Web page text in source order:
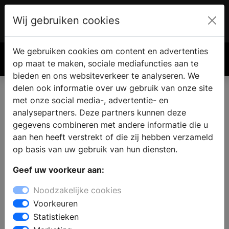
€ 0.00
Wij gebruiken cookies
We gebruiken cookies om content en advertenties
op maat te maken, sociale mediafuncties aan te
bieden en ons websiteverkeer te analyseren. We
delen ook informatie over uw gebruik van onze site
met onze social media-, advertentie- en
analysepartners. Deze partners kunnen deze
gegevens combineren met andere informatie die u
aan hen heeft verstrekt of die zij hebben verzameld
op basis van uw gebruik van hun diensten.
Geef uw voorkeur aan:
Noodzakelijke cookies
Voorkeuren
Statistieken